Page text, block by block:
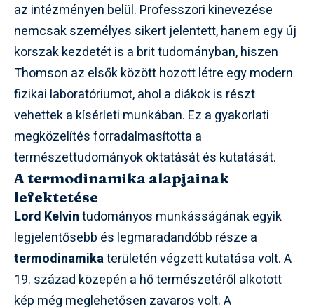
az intézményen belül. Professzori kinevezése
nemcsak személyes sikert jelentett, hanem egy új
korszak kezdetét is a brit tudományban, hiszen
Thomson az elsők között hozott létre egy modern
fizikai laboratóriumot, ahol a diákok is részt
vehettek a kísérleti munkában. Ez a gyakorlati
megközelítés forradalmasította a
természettudományok oktatását és kutatását.
A termodinamika alapjainak
lefektetése
Lord Kelvintudományos munkásságának egyik
legjelentősebb és legmaradandóbb része a
termodinamikaterületén végzett kutatása volt. A
19. század közepén a hő természetéről alkotott
kép még meglehetősen zavaros volt. A